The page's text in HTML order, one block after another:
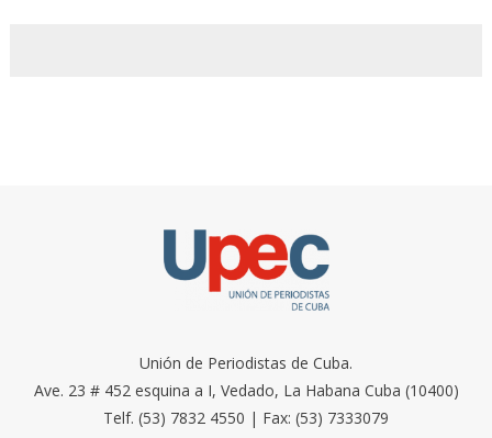
Unión de Periodistas de Cuba.
Ave. 23 # 452 esquina a I, Vedado, La Habana Cuba (10400)
Telf. (53) 7832 4550 | Fax: (53) 7333079